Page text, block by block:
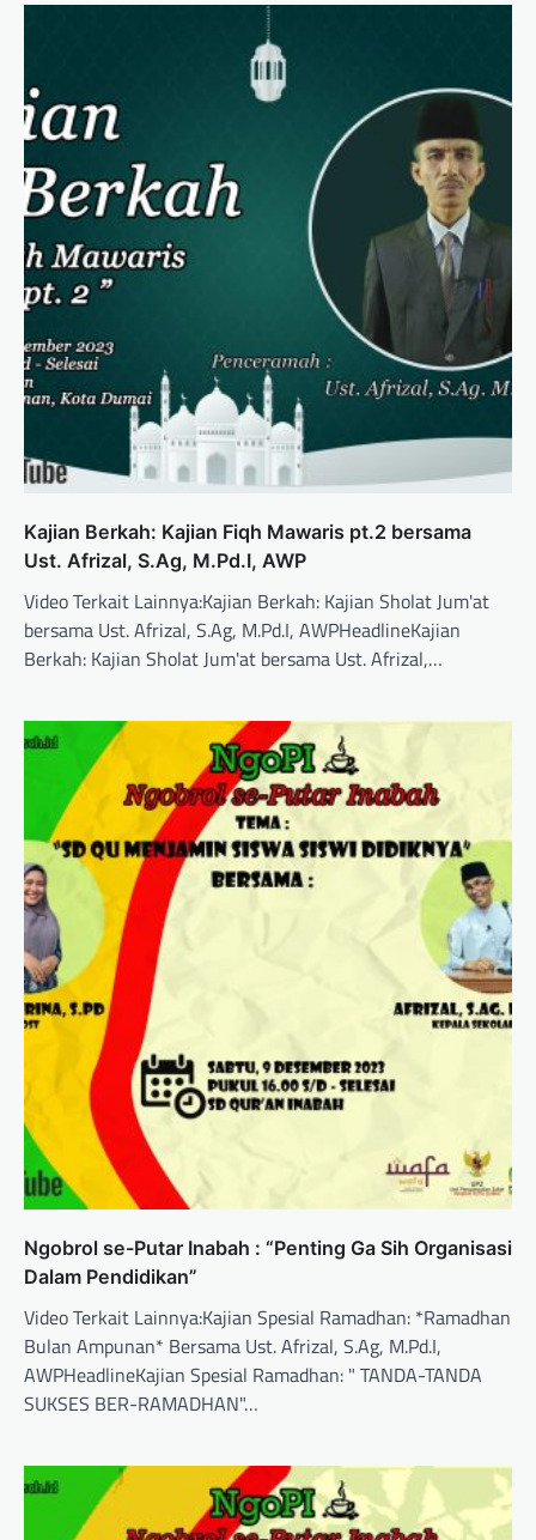
Kajian Berkah: Kajian Fiqh Mawaris pt.2 bersama
Ust. Afrizal, S.Ag, M.Pd.I, AWP
Video Terkait Lainnya:Kajian Berkah: Kajian Sholat Jum'at
bersama Ust. Afrizal, S.Ag, M.Pd.I, AWPHeadlineKajian
Berkah: Kajian Sholat Jum'at bersama Ust. Afrizal,…
Ngobrol se-Putar Inabah : “Penting Ga Sih Organisasi
Dalam Pendidikan”
Video Terkait Lainnya:Kajian Spesial Ramadhan: *Ramadhan
Bulan Ampunan* Bersama Ust. Afrizal, S.Ag, M.Pd.I,
AWPHeadlineKajian Spesial Ramadhan: " TANDA-TANDA
SUKSES BER-RAMADHAN"…